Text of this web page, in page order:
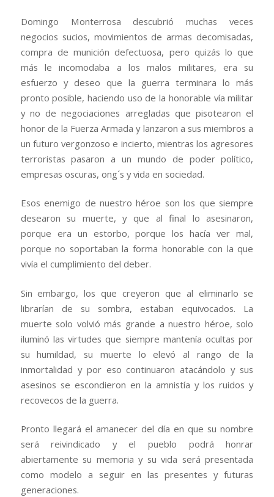
Domingo Monterrosa descubrió muchas veces
negocios sucios, movimientos de armas decomisadas,
compra de munición defectuosa, pero quizás lo que
más le incomodaba a los malos militares, era su
esfuerzo y deseo que la guerra terminara lo más
pronto posible, haciendo uso de la honorable vía militar
y no de negociaciones arregladas que pisotearon el
honor de la Fuerza Armada y lanzaron a sus miembros a
un futuro vergonzoso e incierto, mientras los agresores
terroristas pasaron a un mundo de poder político,
empresas oscuras, ong´s y vida en sociedad.
Esos enemigo de nuestro héroe son los que siempre
desearon su muerte, y que al final lo asesinaron,
porque era un estorbo, porque los hacía ver mal,
porque no soportaban la forma honorable con la que
vivía el cumplimiento del deber.
Sin embargo, los que creyeron que al eliminarlo se
librarían de su sombra, estaban equivocados. La
muerte solo volvió más grande a nuestro héroe, solo
iluminó las virtudes que siempre mantenía ocultas por
su humildad, su muerte lo elevó al rango de la
inmortalidad y por eso continuaron atacándolo y sus
asesinos se escondieron en la amnistía y los ruidos y
recovecos de la guerra.
Pronto llegará el amanecer del día en que su nombre
será reivindicado y el pueblo podrá honrar
abiertamente su memoria y su vida será presentada
como modelo a seguir en las presentes y futuras
generaciones.